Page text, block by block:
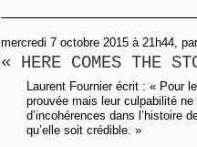
mercredi 7 octobre 2015 à 21h44,
« HERE COMES THE
Laurent Fournier écrit : « Pour
prouvée mais leur culpabilité
d’incohérences dans l’histoire
qu’elle soit crédible. »